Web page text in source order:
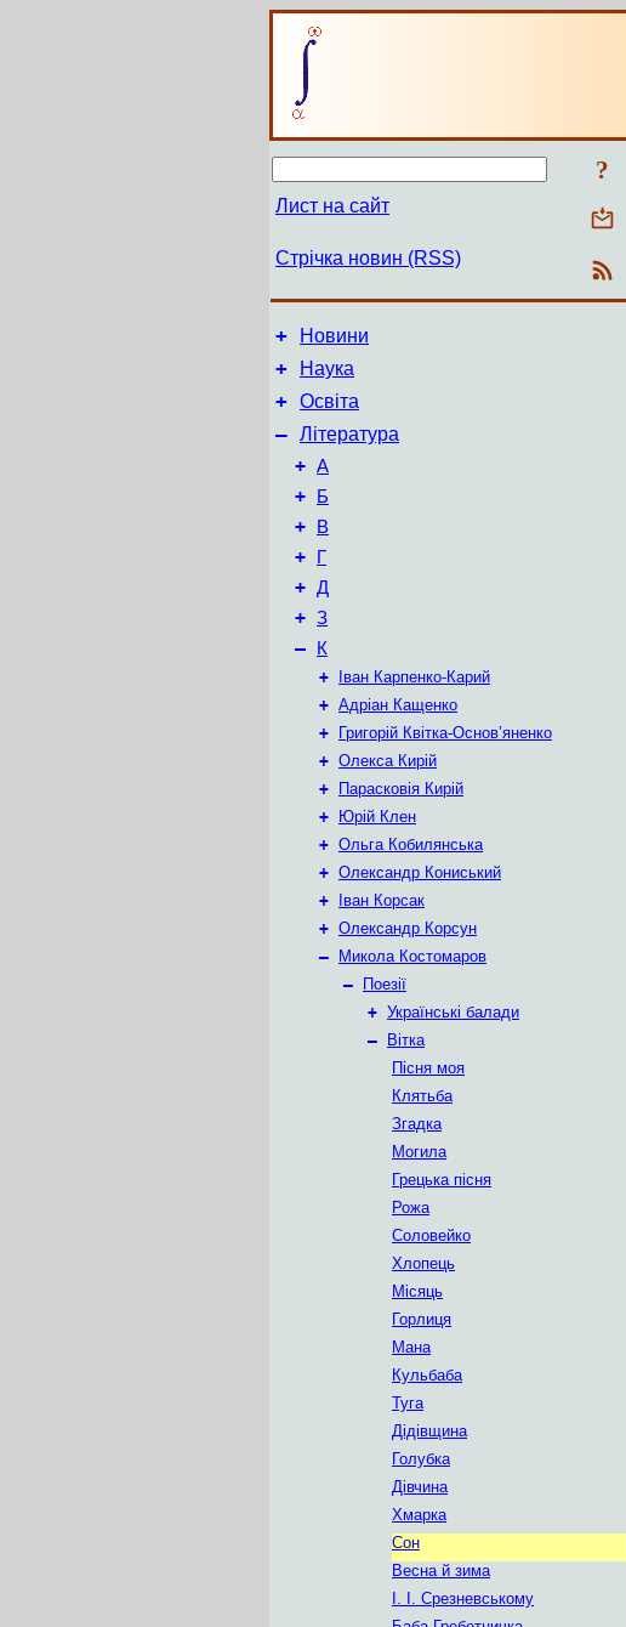
?
Лист на сайт
Стрічка новин (RSS)
+ Новини
+ Наука
+ Освіта
– Література
+ А
+ Б
+ В
+ Г
+ Д
+ З
– К
+
Іван Карпенко-Карий
+ Адріан Кащенко
+
Григорій Квітка-Основ’яненко
+ Олекса Кирій
+
Парасковія Кирій
+
Юрій Клен
+ Ольга Кобилянська
+ Олександр Кониський
+
Іван Корсак
+ Олександр Корсун
–
Микола Костомаров
–
Поезії
+ Українські балади
–
Вітка
Пісня моя
Клятьба
Згадка
Могила
Грецька пісня
Рожа
Соловейко
Хлопець
Місяць
Горлиця
Мана
Кульбаба
Туга
Дідівщина
Голубка
Дівчина
Хмарка
Сон
Весна й зима
І. І. Срезневському